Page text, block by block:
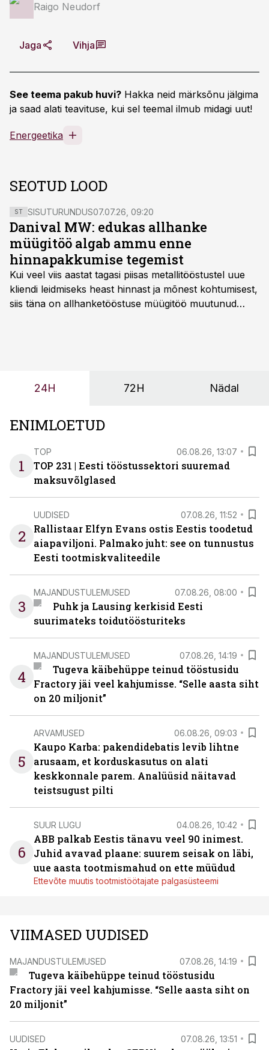
Raigo Neudorf
Jaga Vihja
See teema pakub huvi? Hakka neid märksõnu jälgima
ja saad alati teavituse, kui sel teemal ilmub midagi uut!
Energeetika
SEOTUD LOOD
ST SISUTURUNDUS07.07.26, 09:20
Danival MW: edukas allhanke
müügitöö algab ammu enne
hinnapakkumise tegemist
Kui veel viis aastat tagasi piisas metallitööstustel uue
kliendi leidmiseks heast hinnast ja mõnest kohtumisest,
siis täna on allhanketööstuse müügitöö muutunud
24H 72H Nädal
ENIMLOETUD
1
TOP 06.08.26, 13:07
TOP 231 | Eesti tööstussektori suuremad
maksuvõlglased
2
UUDISED 07.08.26, 11:52
Rallistaar Elfyn Evans ostis Eestis toodetud
aiapaviljoni. Palmako juht: see on tunnustus
Eesti tootmiskvaliteedile
3
MAJANDUSTULEMUSED 07.08.26, 08:00
Puhk ja Lausing kerkisid Eesti
suurimateks toidutöösturiteks
4
MAJANDUSTULEMUSED 07.08.26, 14:19
Tugeva käibehüppe teinud tööstusidu
Fractory jäi veel kahjumisse. “Selle aasta siht
on 20 miljonit”
5
ARVAMUSED 06.08.26, 09:03
Kaupo Karba: pakendidebatis levib lihtne
arusaam, et korduskasutus on alati
keskkonnale parem. Analüüsid näitavad
teistsugust pilti
6
SUUR LUGU 04.08.26, 10:42
ABB palkab Eestis tänavu veel 90 inimest.
Juhid avavad plaane: suurem seisak on läbi,
uue aasta tootmismahud on ette müüdud
Ettevõte muutis tootmistöötajate palgasüsteemi
VIIMASED UUDISED
MAJANDUSTULEMUSED 07.08.26, 14:19
Tugeva käibehüppe teinud tööstusidu
Fractory jäi veel kahjumisse. “Selle aasta siht on
20 miljonit”
UUDISED 07.08.26, 13:51